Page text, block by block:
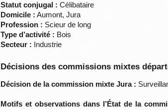
Statut conjugal : Célibataire
Domicile : Aumont, Jura
Profession : Scieur de long
Type d’activité : Bois
Secteur : Industrie
Décisions des commissions mixtes
Décision de la commission mixte Jura :
Motifs et observations dans l’État de la